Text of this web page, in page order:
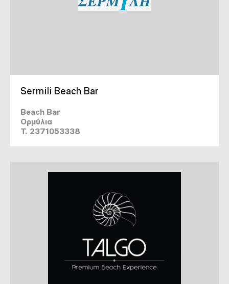
Sermili Beach Bar
Beach Bar
Ορμύλια
T. 2371053338